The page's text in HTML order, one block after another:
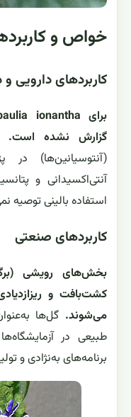
خواص و
کاربردهای دارویی
گزارش نشده است.
(آنتوسیانین‌ها)
آنتی‌اکسیدانی و
استفاده بالینی توصیه
کاربردهای صنعتی
بخش‌های رویشی
کشت‌بافت و
می‌شوند. گل‌ها
طبیعی در
برنامه‌های به‌نژادی و